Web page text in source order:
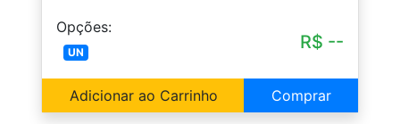
Opções:
UN R$ --
Adicionar ao Carrinho Comprar